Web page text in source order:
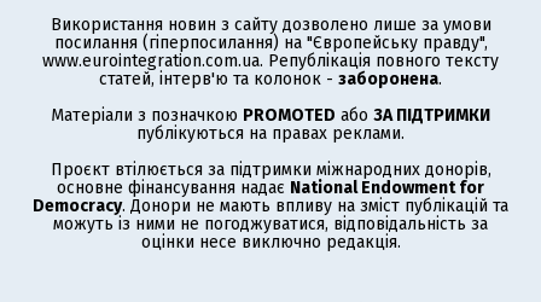
Використання новин з сайту дозволено лише за умови
посилання (гіперпосилання) на "Європейську правду",
www.eurointegration.com.ua. Републікація повного тексту
статей, інтерв'ю та колонок - заборонена.
Матеріали з позначкою PROMOTED або ЗА ПІДТРИМКИ
публікуються на правах реклами.
Проєкт втілюється за підтримки міжнародних донорів,
основне фінансування надає National Endowment for
Democracy. Донори не мають впливу на зміст публікацій та
можуть із ними не погоджуватися, відповідальність за
оцінки несе виключно редакція.